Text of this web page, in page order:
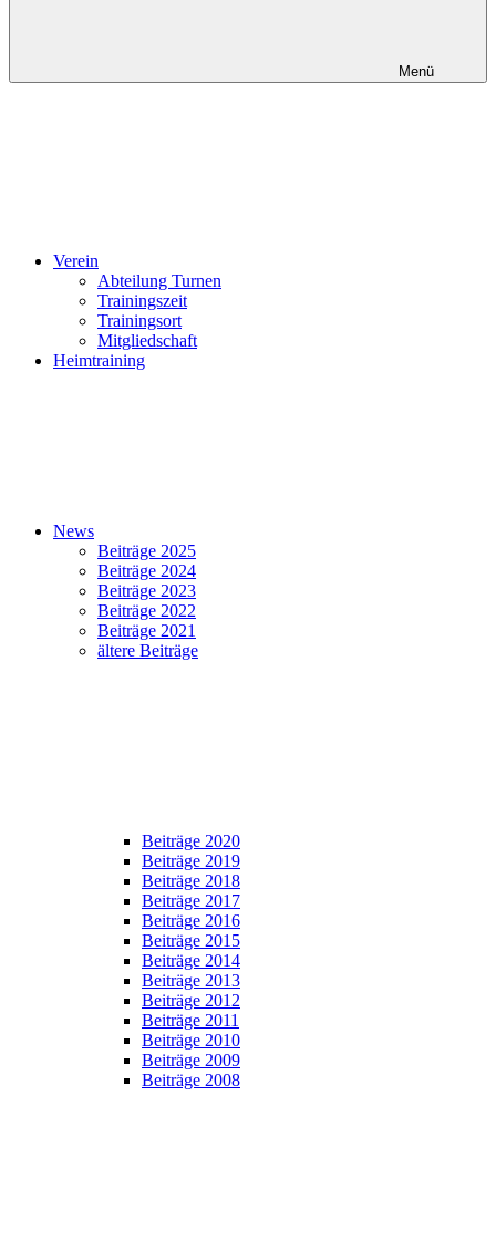
Menü
Verein
Abteilung Turnen
Trainingszeit
Trainingsort
Mitgliedschaft
Heimtraining
News
Beiträge 2025
Beiträge 2024
Beiträge 2023
Beiträge 2022
Beiträge 2021
ältere Beiträge
Beiträge 2020
Beiträge 2019
Beiträge 2018
Beiträge 2017
Beiträge 2016
Beiträge 2015
Beiträge 2014
Beiträge 2013
Beiträge 2012
Beiträge 2011
Beiträge 2010
Beiträge 2009
Beiträge 2008